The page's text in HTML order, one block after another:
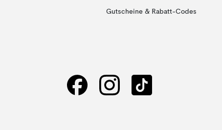
Gutscheine & Rabatt-Codes